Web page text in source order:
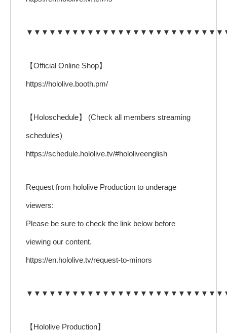
【Official Online Shop】
https://hololive.booth.pm/
【Holoschedule】 (Check all members streaming
schedules)
https://schedule.hololive.tv/#hololiveenglish
Request from hololive Production to underage
viewers:
Please be sure to check the link below before
viewing our content.
https://en.hololive.tv/request-to-minors
【Hololive Production】